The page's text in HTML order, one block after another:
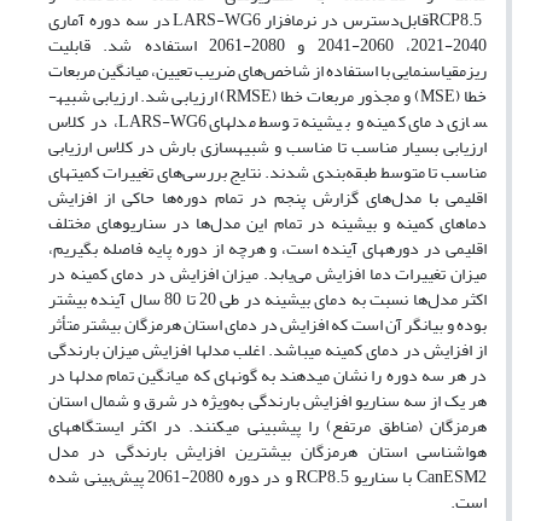
RCP8.5قابل‌دسترس در نرم­افزار LARS-WG6 در سه دوره آماری
2040-2021، 2060-2041 و 2080-2061 استفاده شد. قابلیت
ریزمقیاس­نمایی با استفاده از شاخص‌های ضریب تعیین، میانگین مربعات
خطا (MSE) و مجذور مربعات خطا (RMSE) ارزیابی شد. ارزیابی شبیه­
سازی دمای کمینه و بیشینه توسط مدل­های LARS-WG6، در کلاس
ارزیابی بسیار مناسب تا مناسب و شبیه­سازی بارش در کلاس ارزیابی
مناسب تا متوسط طبقه‌بندی شدند. نتایج بررسی‌های تغییرات کمیت­های
اقلیمی با مدل‌‌های گزارش پنجم در تمام دوره‌ها حاکی از افزایش
دماهای کمینه و بیشینه در تمام این مدل‌ها در سناریوهای مختلف
اقلیمی در دوره­های آینده است، و هرچه از دوره پایه فاصله بگیریم،
میزان تغییرات دما افزایش می‌یابد. میزان افزایش در دمای کمینه در
اکثر مدل‌ها نسبت به دمای بیشینه در طی 20 تا 80 سال آینده بیشتر
بوده و بیانگر آن است که افزایش در دمای استان هرمزگان بیشتر متأثر
از افزایش در دمای کمینه می­باشد. اغلب مدل­ها افزایش میزان بارندگی
در هر سه دوره را نشان می­دهند به گونه­ای که میانگین تمام مدل­ها در
هر یک از سه سناریو افزایش بارندگی به‌ویژه در شرق و شمال استان
هرمزگان (مناطق مرتفع) را پیش­بینی می­کنند. در اکثر ایستگاه­های
هواشناسی استان هرمزگان بیشترین افزایش بارندگی در مدل
CanESM2 با سناریو RCP8.5 و در دوره 2080-2061 پیش‌بینی شده
است.